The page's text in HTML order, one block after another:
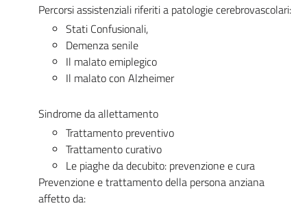
Percorsi assistenziali riferiti a patologie cerebrovascolari:
Stati Confusionali,
Demenza senile
Il malato emiplegico
Il malato con Alzheimer
Sindrome da allettamento
Trattamento preventivo
Trattamento curativo
Le piaghe da decubito: prevenzione e cura
Prevenzione e trattamento della persona anziana
affetto da: